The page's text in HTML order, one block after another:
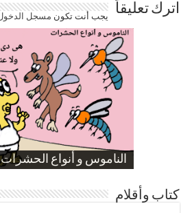
اترك تعليقاً يجب أنت تكون مسجل
الناموس و أنواع الحشرات
الموظفين بعد ارتفاع
ارتفاع نسبة الطلاق في
صورة كاركاتيرية
صورة كاركاتيرية
كتاب وأقلام